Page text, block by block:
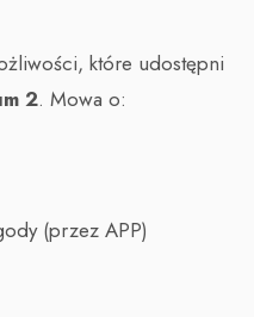
które udostępni
2. Mowa o:
(przez APP)